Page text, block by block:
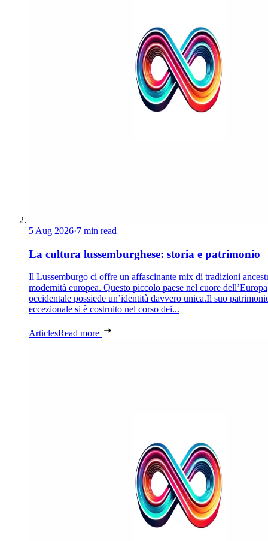
5 Aug 2026·7 min read
La cultura lussemburghese: storia e patrimonio
Il Lussemburgo ci offre un affascinante mix di tradizioni
modernità europea. Questo piccolo paese nel cuore dell’Europa
occidentale possiede un’identità davvero unica.Il suo
eccezionale si è costruito nel corso dei...
ArticlesRead more